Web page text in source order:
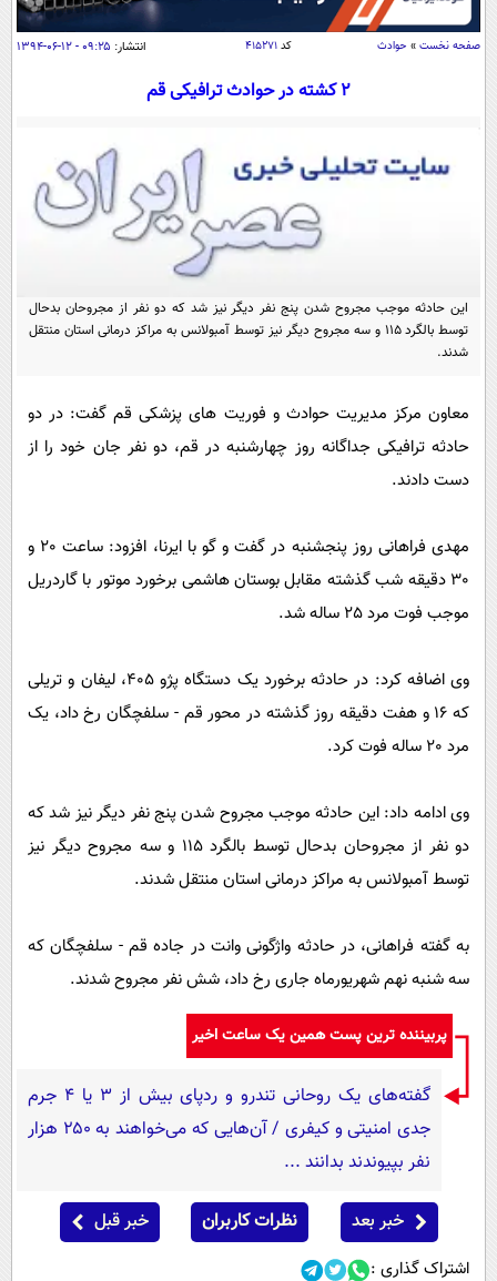
اقتصاد
اقتصادی
جامعه
حوادث
یک برش دانایی
سفر و تفریح
بین الملل
علم و دانش
علمی
گوناگون
مجله تصویری سلاح
ورزش
فناوری
گوناگون
محیط زیست
سلامت
اجتماعی
حیات وحش
خواندنی ها و دیدنی ها
روانشناسی
آشپزی
آموزش زبان
صفحه نخست » حوادث کد۴۱۵۲۷۱ انتشار: ۰۹:۲۵ - ۱۲-۰۶-۱۳۹۴
2 کشته در حوادث ترافیکی قم
این حادثه موجب مجروح شدن پنج نفر دیگر نیز شد که دو نفر از مجروحان بدحال
توسط بالگرد 115 و سه مجروح دیگر نیز توسط آمبولانس به مراکز درمانی استان منتقل
شدند.
معاون مرکز مدیریت حوادث و فوریت های پزشکی قم گفت: در دو
حادثه ترافیکی جداگانه روز چهارشنبه در قم، دو نفر جان خود را از
دست دادند.
مهدی فراهانی روز پنجشنبه در گفت و گو با ایرنا، افزود: ساعت 20 و
30 دقیقه شب گذشته مقابل بوستان هاشمی برخورد موتور با گاردریل
موجب فوت مرد 25 ساله شد.
وی اضافه کرد: در حادثه برخورد یک دستگاه پژو 405، لیفان و تریلی
که 16 و هفت دقیقه روز گذشته در محور قم - سلفچگان رخ داد، یک
مرد 20 ساله فوت کرد.
وی ادامه داد: این حادثه موجب مجروح شدن پنج نفر دیگر نیز شد که
دو نفر از مجروحان بدحال توسط بالگرد 115 و سه مجروح دیگر نیز
توسط آمبولانس به مراکز درمانی استان منتقل شدند.
به گفته فراهانی، در حادثه واژگونی وانت در جاده قم - سلفچگان که
سه شنبه نهم شهریورماه جاری رخ داد، شش نفر مجروح شدند.
پربیننده ترین پست همین یک ساعت اخیر
گفته‌های یک روحانی تندرو و ردپای بیش از ۳ یا ۴ جرم
جدی امنیتی و کیفری / آن‌هایی که می‌خواهند به ۲۵۰ هزار
نفر بپیوندند بدانند ...
خبر بعد نظرات کاربران خبر قبل
اشتراک گذاری :